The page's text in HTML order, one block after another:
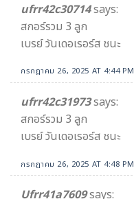
ufrr42c30714says:
สกอร์รวม 3 ลูก
เบรย์ วันเดอเรอร์ส ชนะ
กรกฎาคม 26, 2025 AT 4:44 PM
ufrr42c31973says:
สกอร์รวม 3 ลูก
เบรย์ วันเดอเรอร์ส ชนะ
กรกฎาคม 26, 2025 AT 4:48 PM
Ufrr41a7609says: